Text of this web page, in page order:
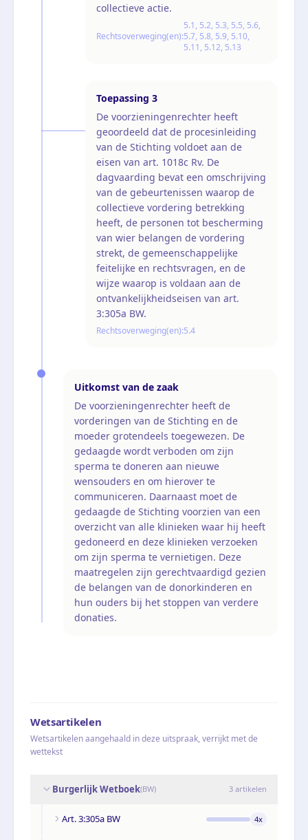
collectieve actie.
Rechtsoverweging(en):
5.1, 5.2, 5.3, 5.5, 5.6,
5.7, 5.8, 5.9, 5.10,
5.11, 5.12, 5.13
Toepassing 3
De voorzieningenrechter heeft
geoordeeld dat de procesinleiding
van de Stichting voldoet aan de
eisen van art. 1018c Rv. De
dagvaarding bevat een omschrijving
van de gebeurtenissen waarop de
collectieve vordering betrekking
heeft, de personen tot bescherming
van wier belangen de vordering
strekt, de gemeenschappelijke
feitelijke en rechtsvragen, en de
wijze waarop is voldaan aan de
ontvankelijkheidseisen van art.
3:305a BW.
Rechtsoverweging(en):5.4
Uitkomst van de zaak
De voorzieningenrechter heeft de
vorderingen van de Stichting en de
moeder grotendeels toegewezen. De
gedaagde wordt verboden om zijn
sperma te doneren aan nieuwe
wensouders en om hierover te
communiceren. Daarnaast moet de
gedaagde de Stichting voorzien van een
overzicht van alle klinieken waar hij heeft
gedoneerd en deze klinieken verzoeken
om zijn sperma te vernietigen. Deze
maatregelen zijn gerechtvaardigd gezien
de belangen van de donorkinderen en
hun ouders bij het stoppen van verdere
donaties.
Wetsartikelen
Wetsartikelen aangehaald in deze uitspraak, verrijkt met de
wettekst
Burgerlijk Wetboek(BW) 3 artikelen
Art. 3:305a BW 4x